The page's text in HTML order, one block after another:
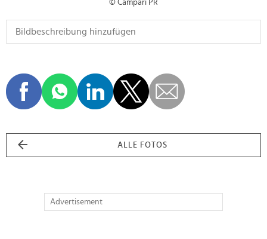
© Campari PR
ALLE FOTOS
Advertisement